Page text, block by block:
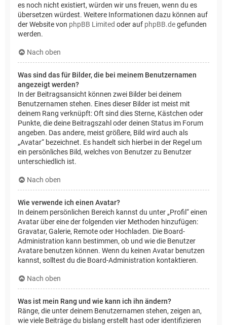
es noch nicht existiert, würden wir uns freuen, wenn du es
übersetzen würdest. Weitere Informationen dazu können auf
der Website von phpBB Limited oder auf phpBB.degefunden
werden.
Nach oben
Was sind das für Bilder, die bei meinem Benutzernamen
angezeigt werden?
In der Beitragsansicht können zwei Bilder bei deinem
Benutzernamen stehen. Eines dieser Bilder ist meist mit
deinem Rang verknüpft: Oft sind dies Sterne, Kästchen oder
Punkte, die deine Beitragszahl oder deinen Status im Forum
angeben. Das andere, meist größere, Bild wird auch als
„Avatar“ bezeichnet. Es handelt sich hierbei in der Regel um
ein persönliches Bild, welches von Benutzer zu Benutzer
unterschiedlich ist.
Nach oben
Wie verwende ich einen Avatar?
In deinem persönlichen Bereich kannst du unter „Profil“ einen
Avatar über eine der folgenden vier Methoden hinzufügen:
Gravatar, Galerie, Remote oder Hochladen. Die Board-
Administration kann bestimmen, ob und wie die Benutzer
Avatare benutzen können. Wenn du keinen Avatar benutzen
kannst, solltest du die Board-Administration kontaktieren.
Nach oben
Was ist mein Rang und wie kann ich ihn ändern?
Ränge, die unter deinem Benutzernamen stehen, zeigen an,
wie viele Beiträge du bislang erstellt hast oder identifizieren